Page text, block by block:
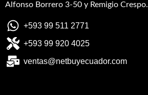
Alfonso Borrero 3-50 y Remigio Crespo.
+593 99 511 2771
+593 99 920 4025
ventas@netbuyecuador.com